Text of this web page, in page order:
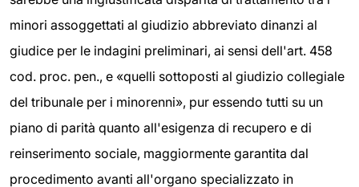
minori assoggettati al giudizio abbreviato dinanzi al
giudice per le indagini preliminari, ai sensi dell'art. 458
cod. proc. pen., e «quelli sottoposti al giudizio collegiale
del tribunale per i minorenni», pur essendo tutti su un
piano di parità quanto all'esigenza di recupero e di
reinserimento sociale, maggiormente garantita dal
procedimento avanti all'organo specializzato in